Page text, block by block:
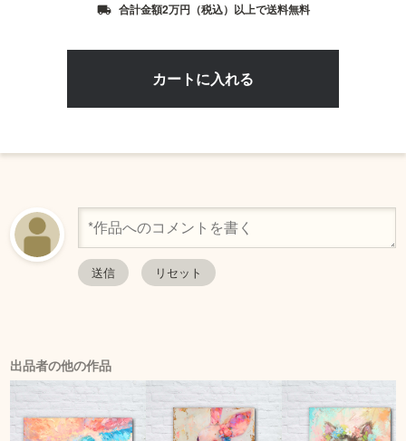
local_shipping 合計金額2万円（税込）以上で送料無料
出品者の他の作品